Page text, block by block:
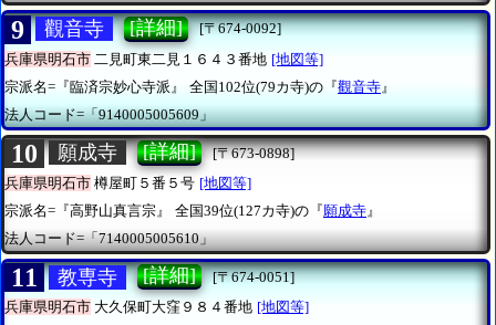
9 觀音寺 [詳細]
[〒674-0092]
兵庫県明石市 二見町東二見１６４３番地 [地図等]
宗派名=『臨済宗妙心寺派』
全国102位(79カ寺)の『觀音寺 』
法人コード=「9140005005609」
10 願成寺 [詳細]
[〒673-0898]
兵庫県明石市 樽屋町５番５号 [地図等]
宗派名=『高野山真言宗』
全国39位(127カ寺)の『 願成寺 』
法人コード=「7140005005610」
11 教専寺 [詳細]
[〒674-0051]
兵庫県明石市 大久保町大窪９８４番地 [地図等]